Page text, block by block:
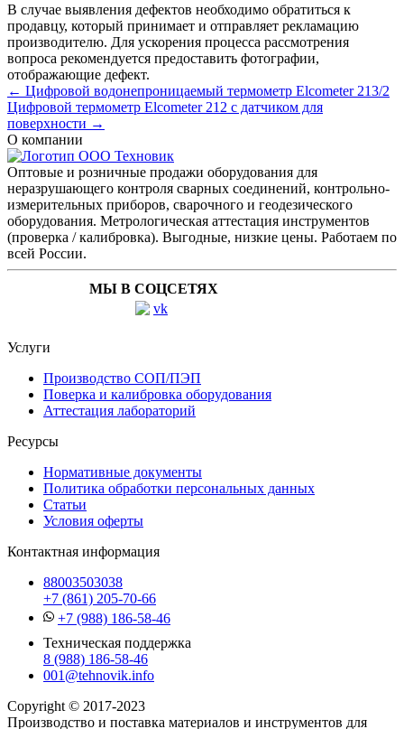
В случае выявления дефектов необходимо обратиться к
продавцу, который принимает и отправляет рекламацию
производителю. Для ускорения процесса рассмотрения
вопроса рекомендуется предоставить фотографии,
отображающие дефект.
← Цифровой водонепроницаемый термометр Elcometer 213/2
Цифровой термометр Elcometer 212 с датчиком для
поверхности →
О компании
Оптовые и розничные продажи оборудования для
неразрушающего контроля сварных соединений, контрольно-
измерительных приборов, сварочного и геодезического
оборудования. Метрологическая аттестация инструментов
(проверка / калибровка). Выгодные, низкие цены. Работаем по
всей России.
МЫ В СОЦСЕТЯХ
Услуги
Производство СОП/ПЭП
Поверка и калибровка оборудования
Аттестация лабораторий
Ресурсы
Нормативные документы
Политика обработки персональных данных
Статьи
Условия оферты
Контактная информация
88003503038
+7 (861) 205-70-66
+7 (988) 186-58-46
Техническая поддержка
8 (988) 186-58-46
001@tehnovik.info
Copyright © 2017-2023
Производство и поставка материалов и инструментов для